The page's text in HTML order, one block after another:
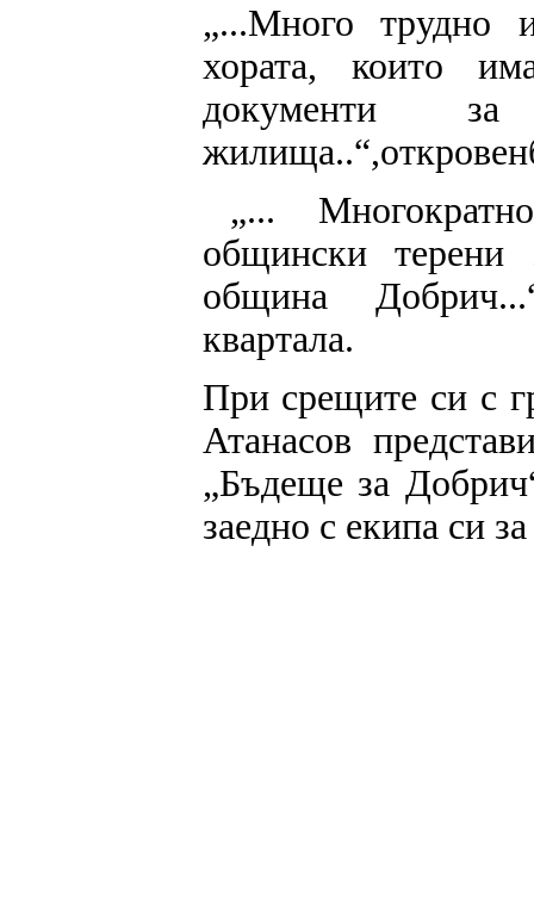
„...Много трудно
хората, които
документи
„...
общински
община
квартала.
При срещите си с
Атанасов
„Бъдеще за
заедно с екипа си